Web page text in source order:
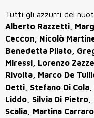
Tutti gli azzurri del
Alberto Razzetti,
Ceccon, Nicolò
Benedetta Pilato,
Miressi, Lorenzo
Rivolta, Marco De
Detti, Stefano Di
Liddo, Silvia Di Pietro,
Scalia, Martina